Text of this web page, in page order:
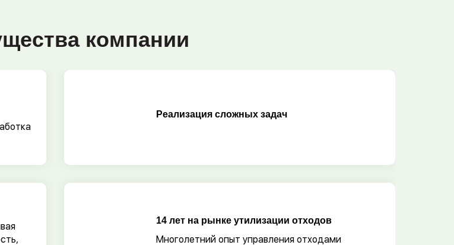
компании
Реализация сложных задач
14 лет на рынке утилизации отходов
Многолетний опыт управления отходами